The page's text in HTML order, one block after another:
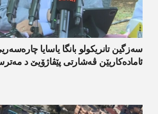
سەزگین تانریکولو بانگا یاسایا
ئامادەکاریێن ڤەشارتی پێڤاژۆیێ د